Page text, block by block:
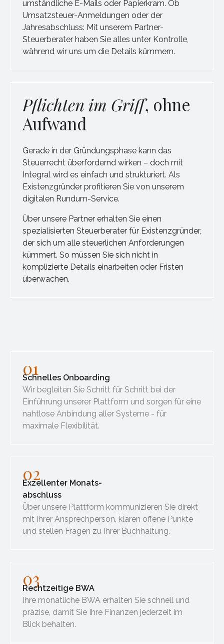
umständliche E-Mails oder Papierkram. Ob
Umsatzsteuer-Anmeldungen oder der
Jahresabschluss: Mit unserem Partner-
Steuerberater haben Sie alles unter Kontrolle,
während wir uns um die Details kümmern.
Pflichten im Griff, ohne
Aufwand
Gerade in der Gründungsphase kann das
Steuerrecht überfordernd wirken – doch mit
Integral wird es einfach und strukturiert. Als
Existenzgründer profitieren Sie von unserem
digitalen Rundum-Service.
Über unsere Partner erhalten Sie einen
spezialisierten Steuerberater für Existenzgründer,
der sich um alle steuerlichen Anforderungen
kümmert. So müssen Sie sich nicht in
komplizierte Details einarbeiten oder Fristen
überwachen.
01
Schnelles Onboarding
Wir begleiten Sie Schritt für Schritt bei der
Einführung unserer Plattform und sorgen für eine
nahtlose Anbindung aller Systeme - für
maximale Flexibilität.
02
Exzellenter Monats-
abschluss
Über unsere Plattform kommunizieren Sie direkt
mit Ihrer Ansprechperson, klären offene Punkte
und stellen Fragen zu Ihrer Buchhaltung.
03
Rechtzeitige BWA
Ihre monatliche BWA erhalten Sie schnell und
präzise, damit Sie Ihre Finanzen jederzeit im
Blick behalten.